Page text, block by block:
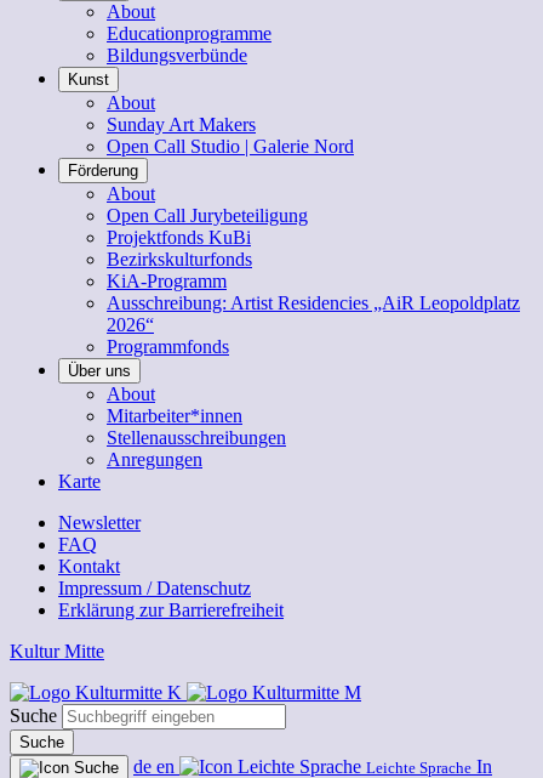
About
Educationprogramme
Bildungsverbünde
Kunst
About
Sunday Art Makers
Open Call Studio | Galerie Nord
Förderung
About
Open Call Jurybeteiligung
Projektfonds KuBi
Bezirkskulturfonds
KiA-Programm
Ausschreibung: Artist Residencies „AiR Leopoldplatz
2026“
Programmfonds
Über uns
About
Mitarbeiter*innen
Stellenausschreibungen
Anregungen
Karte
Newsletter
FAQ
Kontakt
Impressum / Datenschutz
Erklärung zur Barrierefreiheit
Kultur Mitte
Suche
Suche
de en Leichte Sprache In